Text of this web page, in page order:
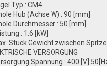
Typ : CM4
Hub (Achse W) : 90 [mm]
Durchmesser : 50 [mm]
: 1.6 [kW]
Stück Gewicht zwischen
VERSORGUNG
Spannung : 400 [V]